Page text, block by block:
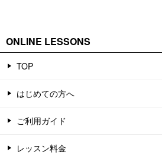
ONLINE LESSONS
TOP
はじめての方へ
ご利用ガイド
レッスン料金